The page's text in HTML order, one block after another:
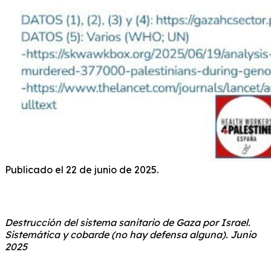
Publicado el 22 de junio de 2025.
Destrucción del sistema sanitario de Gaza por Israel.
Sistemática y cobarde (no hay defensa alguna). Junio
2025